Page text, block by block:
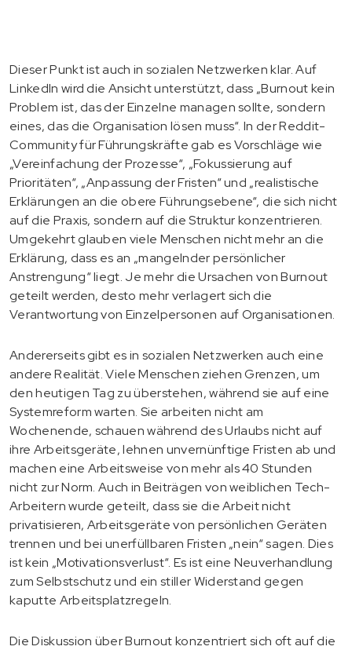
Dieser Punkt ist auch in sozialen Netzwerken klar. Auf
LinkedIn wird die Ansicht unterstützt, dass „Burnout kein
Problem ist, das der Einzelne managen sollte, sondern
eines, das die Organisation lösen muss“. In der Reddit-
Community für Führungskräfte gab es Vorschläge wie
„Vereinfachung der Prozesse“, „Fokussierung auf
Prioritäten“, „Anpassung der Fristen“ und „realistische
Erklärungen an die obere Führungsebene“, die sich nicht
auf die Praxis, sondern auf die Struktur konzentrieren.
Umgekehrt glauben viele Menschen nicht mehr an die
Erklärung, dass es an „mangelnder persönlicher
Anstrengung“ liegt. Je mehr die Ursachen von Burnout
geteilt werden, desto mehr verlagert sich die
Verantwortung von Einzelpersonen auf Organisationen.
Andererseits gibt es in sozialen Netzwerken auch eine
andere Realität. Viele Menschen ziehen Grenzen, um
den heutigen Tag zu überstehen, während sie auf eine
Systemreform warten. Sie arbeiten nicht am
Wochenende, schauen während des Urlaubs nicht auf
ihre Arbeitsgeräte, lehnen unvernünftige Fristen ab und
machen eine Arbeitsweise von mehr als 40 Stunden
nicht zur Norm. Auch in Beiträgen von weiblichen Tech-
Arbeitern wurde geteilt, dass sie die Arbeit nicht
privatisieren, Arbeitsgeräte von persönlichen Geräten
trennen und bei unerfüllbaren Fristen „nein“ sagen. Dies
ist kein „Motivationsverlust“. Es ist eine Neuverhandlung
zum Selbstschutz und ein stiller Widerstand gegen
kaputte Arbeitsplatzregeln.
Die Diskussion über Burnout konzentriert sich oft auf die